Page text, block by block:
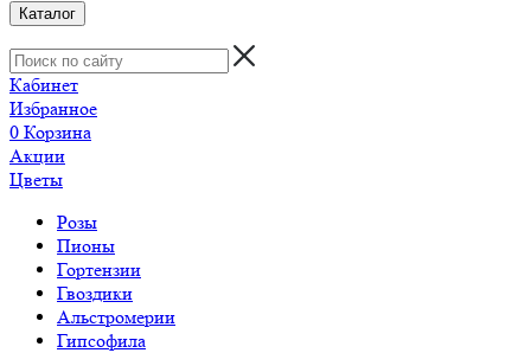
Каталог
Кабинет
Избранное
0 Корзина
Акции
Цветы
Розы
Пионы
Гортензии
Гвоздики
Альстромерии
Гипсофила